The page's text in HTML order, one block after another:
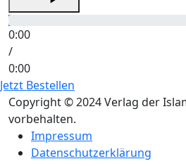
0:00
/
0:00
Jetzt Bestellen
Copyright © 2024 Verlag der
vorbehalten.
Impressum
Datenschutzerklärung